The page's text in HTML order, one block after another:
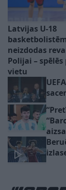
Latvijas U-18
neizdodas
Polijai –
vietu